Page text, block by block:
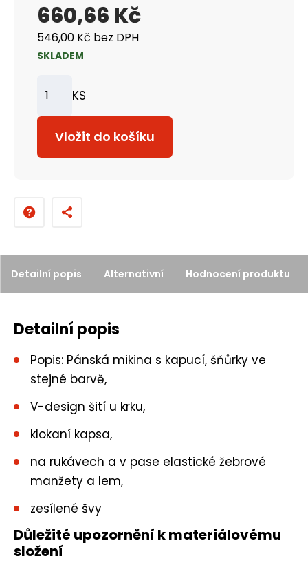
660,66 Kč
546,00 Kč bez DPH
SKLADEM
m
n
č
e
t
KS
Vložit do košíku
Detailní popis Alternativní Hodnocení produktu
Detailní popis
Popis: Pánská mikina s kapucí, šňůrky ve
stejné barvě,
V-design šití u krku,
klokaní kapsa,
na rukávech a v pase elastické žebrové
manžety a lem,
zesílené švy
Důležité upozornění k materiálovému
složení